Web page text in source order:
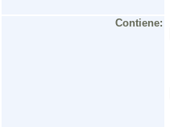
Contiene: